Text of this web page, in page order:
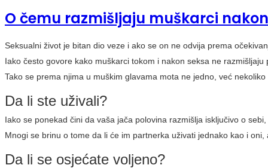
O čemu razmišljaju muškarci
Seksualni život je bitan dio veze i ako se on ne odvija prema
Iako često govore kako muškarci tokom i nakon seksa ne
Tako se prema njima u muškim glavama mota ne jedno, već nekoliko
Da li ste uživali?
Iako se ponekad čini da vaša jača polovina razmišlja isključivo o
Mnogi se brinu o tome da li će im partnerka uživati jednako kao i
Da li se osjećate voljeno?